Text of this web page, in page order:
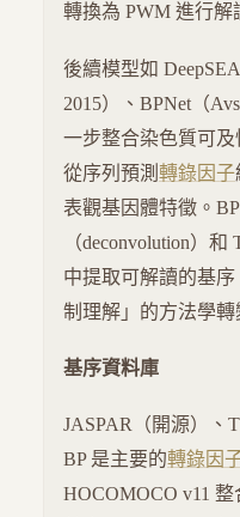
轉換為 PWM 進行解
後續模型如
2015）、BPNet（
一步整合染色質可
從序列預測 轉錄因子
表觀基因體特徵。
（deconvolution）
中提取可解讀的基
制理解」的方法學轉
基序資料庫
JASPAR（開源）、
BP 是主要的轉錄因
HOCOMOCO v11